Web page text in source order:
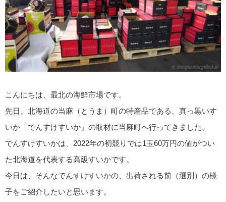
こんにちは、最北の海鮮市場です。
先日、北海道の当麻（とうま）町の特産品である、真っ黒いす
いか「でんすけすいか」の取材に当麻町へ行ってきました。
でんすけすいかは、2022年の初競りでは1玉60万円の値がつい
た北海道を代表する高級すいかです。
今日は、そんなでんすけすいかの、出荷される前（選別）の様
子をご紹介したいと思います。